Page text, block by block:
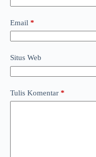
Email *
Situs Web
Tulis Komentar *